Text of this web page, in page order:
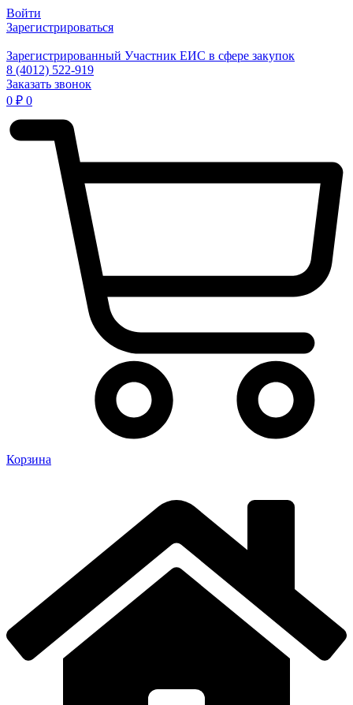
Войти
Зарегистрироваться
Зарегистрированный Участник ЕИС в сфере закупок
8 (4012) 522-919
Заказать звонок
0 ₽ 0
Корзина